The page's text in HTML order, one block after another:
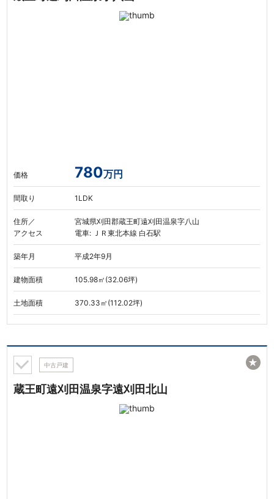
価格 780万円
間取り 1LDK
住所／
アクセス
宮城県刈田郡蔵王町遠刈田温泉字八山
電車: ＪＲ東北本線 白石駅
築年月 平成2年9月
建物面積 105.98㎡(32.06坪)
土地面積 370.33㎡(112.02坪)
中古戸建
蔵王町遠刈田温泉字遠刈田北山
★